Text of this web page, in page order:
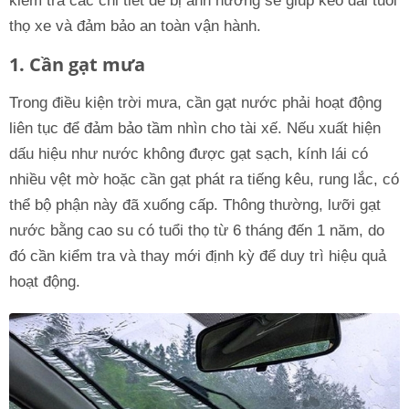
thọ xe và đảm bảo an toàn vận hành.
1. Cần gạt mưa
Trong điều kiện trời mưa, cần gạt nước phải hoạt động
liên tục để đảm bảo tầm nhìn cho tài xế. Nếu xuất hiện
dấu hiệu như nước không được gạt sạch, kính lái có
nhiều vệt mờ hoặc cần gạt phát ra tiếng kêu, rung lắc, có
thể bộ phận này đã xuống cấp. Thông thường, lưỡi gạt
nước bằng cao su có tuổi thọ từ 6 tháng đến 1 năm, do
đó cần kiểm tra và thay mới định kỳ để duy trì hiệu quả
hoạt động.